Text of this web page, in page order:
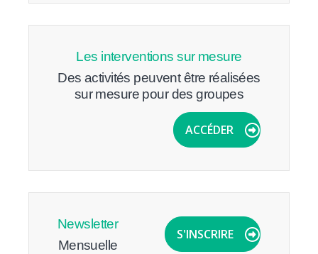
Les interventions sur mesure
Des activités peuvent être réalisées
sur mesure pour des groupes
ACCÉDER
Newsletter
Mensuelle
S'INSCRIRE